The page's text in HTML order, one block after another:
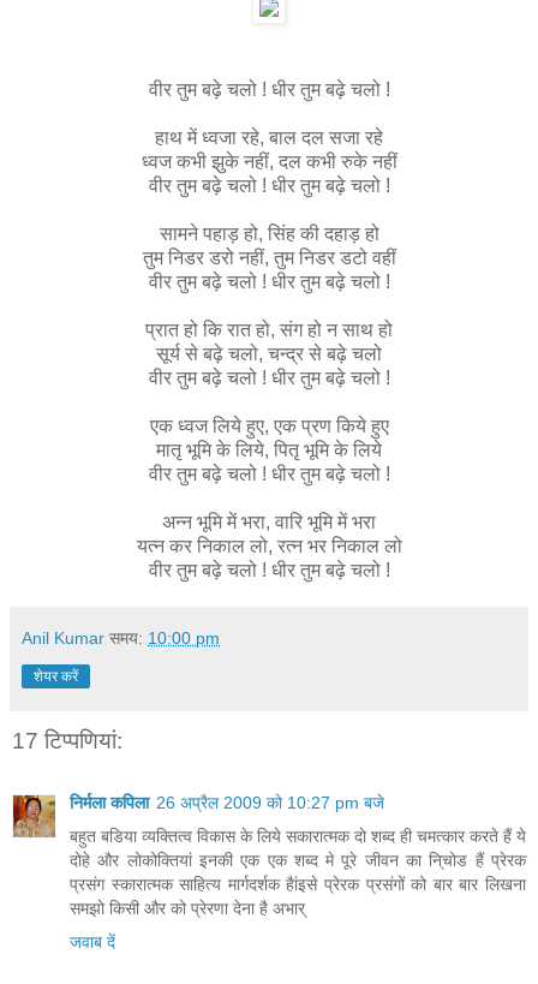
वीर तुम बढ़े चलो ! धीर तुम बढ़े चलो !
हाथ में ध्वजा रहे, बाल दल सजा रहे
ध्वज कभी झुके नहीं, दल कभी रुके नहीं
वीर तुम बढ़े चलो ! धीर तुम बढ़े चलो !
सामने पहाड़ हो, सिंह की दहाड़ हो
तुम निडर डरो नहीं, तुम निडर डटो वहीं
वीर तुम बढ़े चलो ! धीर तुम बढ़े चलो !
प्रात हो कि रात हो, संग हो न साथ हो
सूर्य से बढ़े चलो, चन्द्र से बढ़े चलो
वीर तुम बढ़े चलो ! धीर तुम बढ़े चलो !
एक ध्वज लिये हुए, एक प्रण किये हुए
मातृ भूमि के लिये, पितृ भूमि के लिये
वीर तुम बढ़े चलो ! धीर तुम बढ़े चलो !
अन्न भूमि में भरा, वारि भूमि में भरा
यत्न कर निकाल लो, रत्न भर निकाल लो
वीर तुम बढ़े चलो ! धीर तुम बढ़े चलो !
Anil Kumar समय: 10:00 pm
शेयर करें
17 टिप्‍पणियां:
निर्मला कपिला 26 अप्रैल 2009 को 10:27 pm बजे
बहुत बडिया व्यक्तित्व विकास के लिये सकारात्मक दो शब्द ही चमत्कार करते हैं ये
दोहे और लोकोक्तियां इनकी एक एक शब्द मे पूरे जीवन का नि्चोड हैं प्रेरक
प्रसंग स्कारात्मक साहित्य मार्गदर्शक हैांइसे प्रेरक प्रसंगों को बार बार लिखना
समझो किसी और को प्रेरणा देना है अभार्
जवाब दें